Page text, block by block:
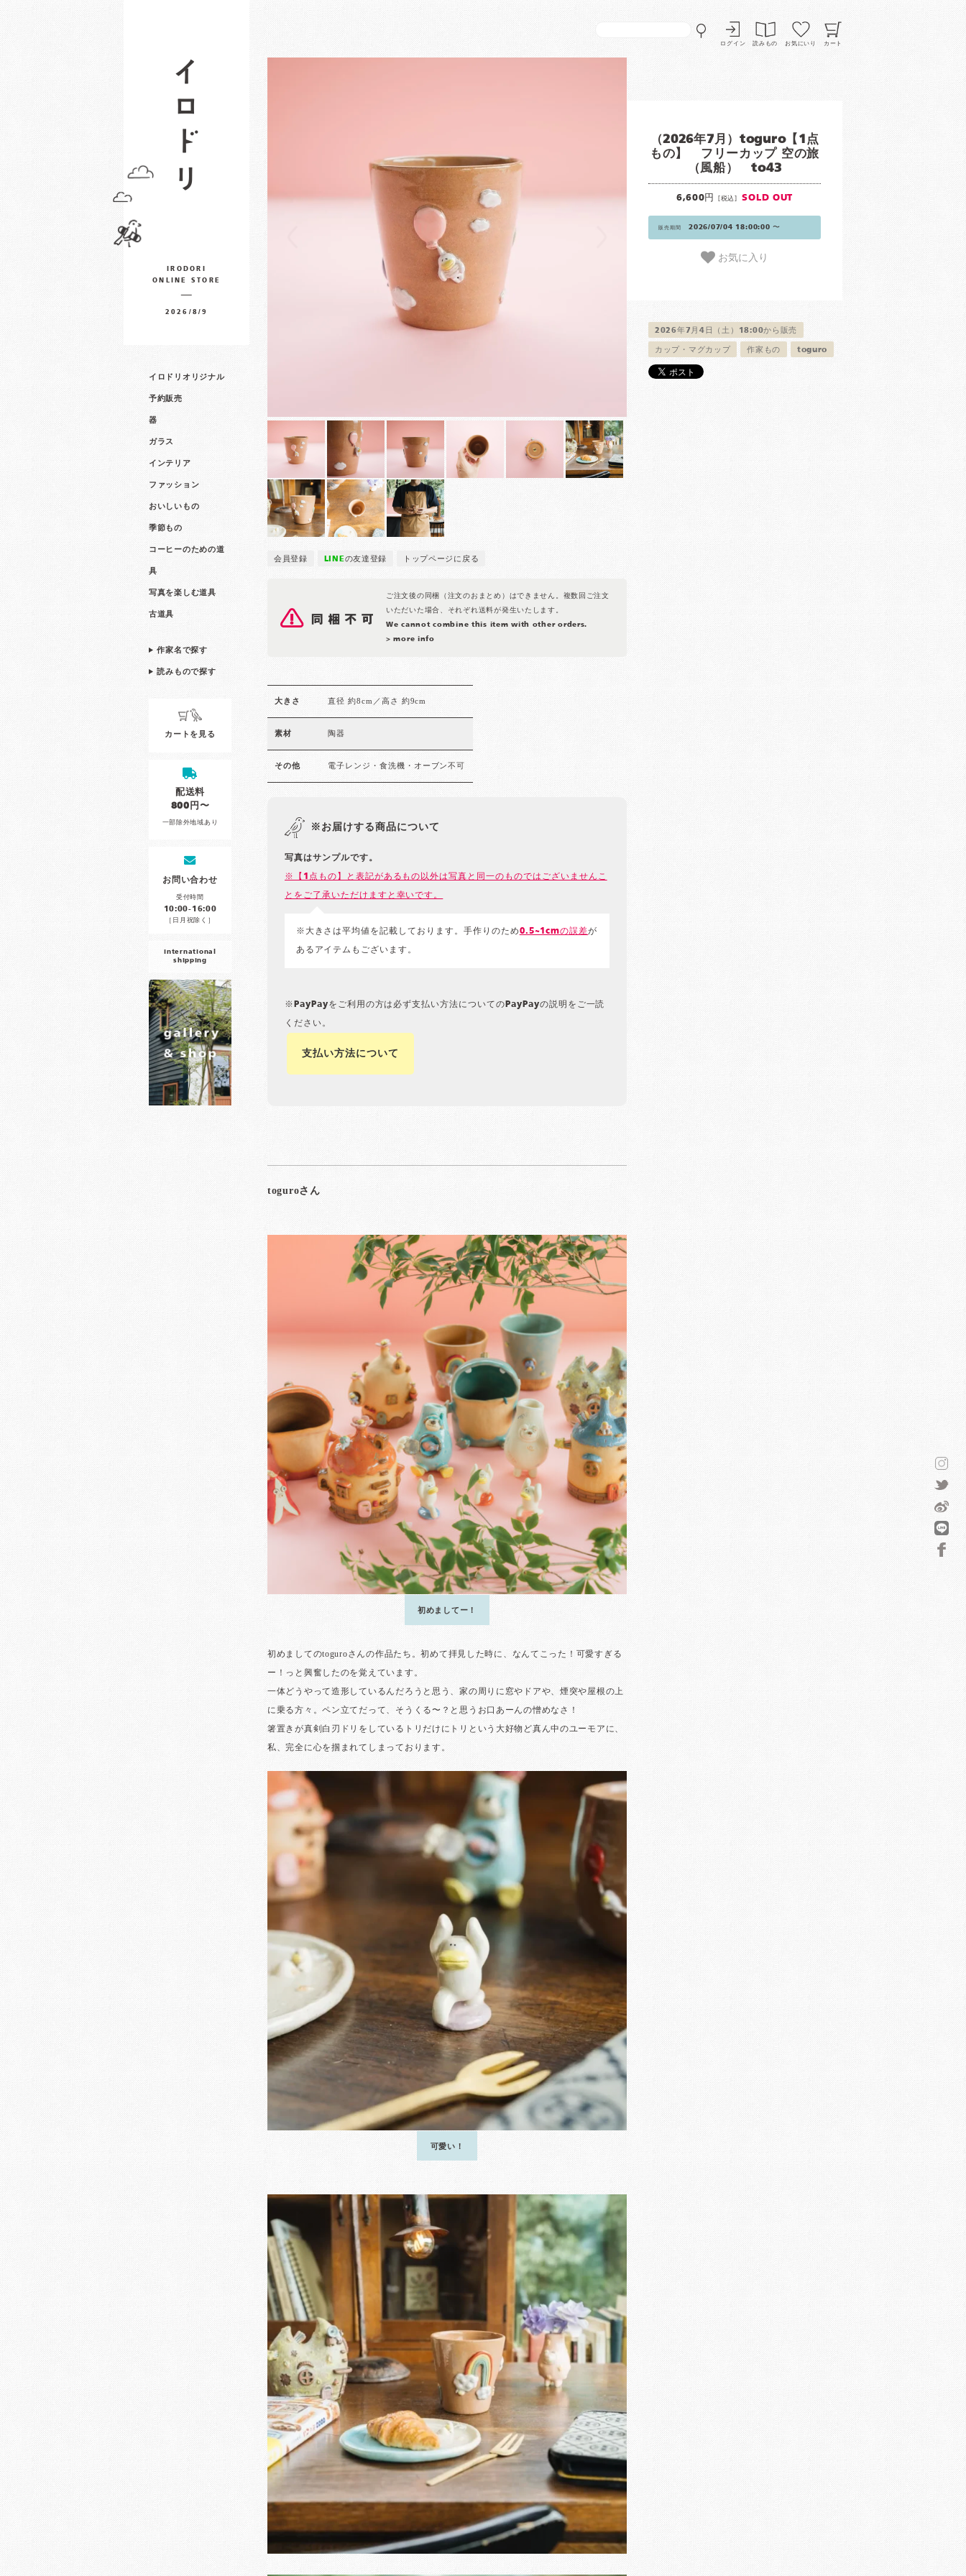
ログイン 読みもの お気にいり カート
IRODORI
ONLINE STORE
2026/8/9
イロドリオリジナル
予約販売
器
ガラス
インテリア
ファッション
おいしいもの
季節もの
コーヒーのための道
具
写真を楽しむ道具
古道具
作家名で探す
読みもので探す
カートを見る
配送料
800円〜
一部除外地域あり
お問い合わせ
受付時間
10:00-16:00
［日月祝除く］
international
shipping
会員登録 LINEの友達登録 トップページに戻る
ご注文後の同梱（注文のおまとめ）はできません。複数回ご注文
いただいた場合、それぞれ送料が発生いたします。
We cannot combine this item with other orders.
> more info
（2026年7月）toguro【1点
もの】 フリーカップ 空の旅
（風船） to43
6,600円 [税込] SOLD OUT
販売期間 2026/07/04 18:00:00 〜
お気に入り
2026年7月4日（土）18:00から販売
カップ・マグカップ 作家もの toguro
大きさ 直径 約8cm／高さ 約9cm
素材 陶器
その他 電子レンジ・食洗機・オーブン不可
※お届けする商品について
写真はサンプルです。
※【1点もの】と表記があるもの以外は写真と同一のものではございませんこ
とをご了承いただけますと幸いです。
※大きさは平均値を記載しております。手作りのため0.5~1cmの誤差が
あるアイテムもございます。
※PayPayをご利用の方は必ず支払い方法についてのPayPayの説明をご一読
ください。
支払い方法について